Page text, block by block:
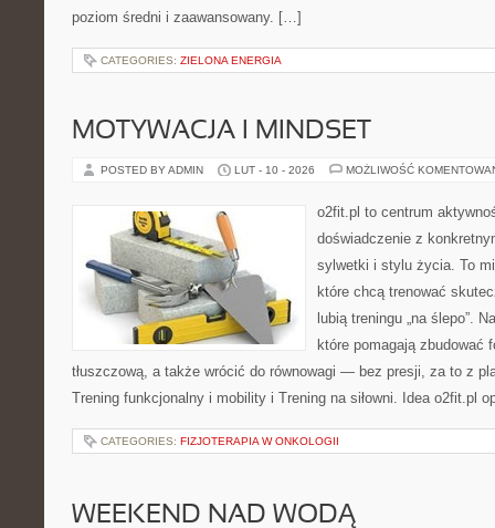
poziom średni i zaawansowany. […]
CATEGORIES: ZIELONA ENERGIA
MOTYWACJA I MINDSET
POSTED BY ADMIN LUT - 10 - 2026 MOŻLIWOŚĆ
o2fit.pl to centrum
doświadczenie z
sylwetki i stylu życia. To
które chcą trenować
lubią treningu „na ślepo”.
które pomagają zbudować
tłuszczową, a także wrócić do równowagi — bez presji, za to z
Trening funkcjonalny i mobility i Trening na siłowni. Idea o2fit.pl
CATEGORIES: FIZJOTERAPIA W ONKOLOGII
WEEKEND NAD WODĄ